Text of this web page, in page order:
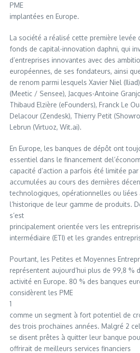
PME
implantées en Europe.
La société a réalisé cette première levée
fonds de capital-innovation daphni, qui
d’entreprises innovantes avec des
européennes, de ses fondateurs, ainsi
de renom parmi lesquels Xavier Niel
(Meetic / Sensee), Jacques-Antoine
Thibaud Elzière (eFounders), Franck Le
Delacour (Zendesk), Thierry Petit
Lebrun (Virtuoz, Wit.ai).
En Europe, les banques de dépôt ont
essentiel dans le financement
capacité d’action a parfois été limitée
accumulées au cours des dernières
technologiques, opérationnelles ou liées
l’historique de leur gamme de produits.
s’est
principalement orientée vers les
intermédiaire (ETI) et les grandes
Pourtant, les Petites et Moyennes
représentent aujourd’hui plus de 99,8 %
activité en Europe. 80 % des banques
considèrent les PME
1
comme un segment à fort potentiel de
des trois prochaines années. Malgré 2
se disent prêtes à quitter leur banque
offrirait de meilleurs services financiers